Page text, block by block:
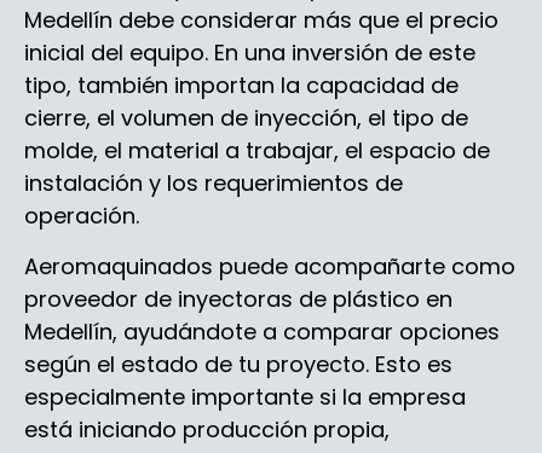
Medellín debe considerar más que el precio
inicial del equipo. En una inversión de este
tipo, también importan la capacidad de
cierre, el volumen de inyección, el tipo de
molde, el material a trabajar, el espacio de
instalación y los requerimientos de
operación.
Aeromaquinados puede acompañarte como
proveedor de inyectoras de plástico en
Medellín, ayudándote a comparar opciones
según el estado de tu proyecto. Esto es
especialmente importante si la empresa
está iniciando producción propia,